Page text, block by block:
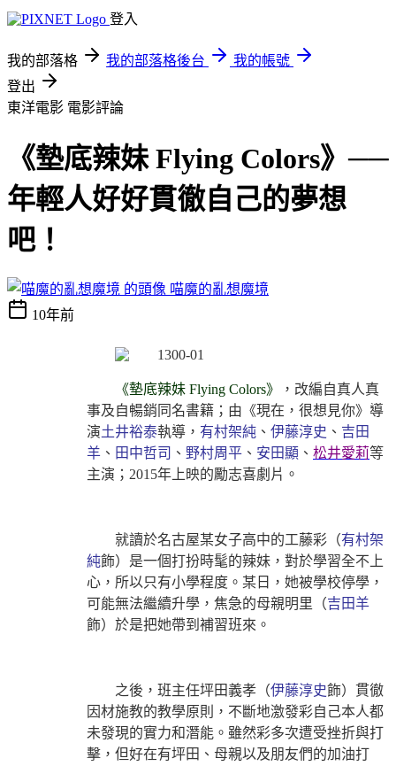
登入
我的部落格 我的部落格後台
我的帳號
登出
東洋電影 電影評論
《墊底辣妹 Flying Colors》──
年輕人好好貫徹自己的夢想
吧！
喵魔的亂想魔境
10年前
《墊底辣妹 Flying Colors》
，改編自真人真
事及自暢銷同名書籍；由《現在，很想見你》導
演土井裕泰執導， 有村架純 、 伊藤淳史 、 吉田
羊 、 田中哲司 、 野村周平 、 安田顯 、 松井愛莉等
主演；2015年上映的勵志喜劇片。
就讀於名古屋某女子高中的工藤彩（有村架
純飾）是一個打扮時髦的辣妹，對於學習全不上
心，所以只有小學程度。某日，她被學校停學，
可能無法繼續升學，焦急的母親明里（吉田羊
飾）於是把她帶到補習班來。
之後，班主任坪田義孝（伊藤淳史飾）貫徹
因材施教的教學原則，不斷地激發彩自己本人都
未發現的實力和潛能。雖然彩多次遭受挫折與打
擊，但好在有坪田、母親以及朋友們的加油打